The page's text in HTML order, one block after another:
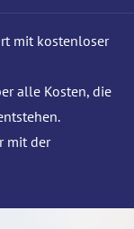
mit kostenloser
alle Kosten, die
mit der